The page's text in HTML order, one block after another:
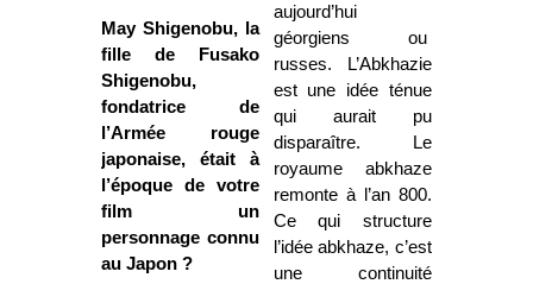
May Shigenobu, la
fille de Fusako
Shigenobu,
fondatrice de
l’Armée rouge
japonaise, était à
l’époque de votre
film un
personnage connu
au Japon ?
aujourd’hui
géorgiens ou
russes. L’Abkhazie
est une idée ténue
qui aurait pu
disparaître. Le
royaume abkhaze
remonte à l’an 800.
Ce qui structure
l’idée abkhaze, c’est
une continuité